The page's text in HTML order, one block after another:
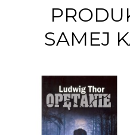
SAMEJ